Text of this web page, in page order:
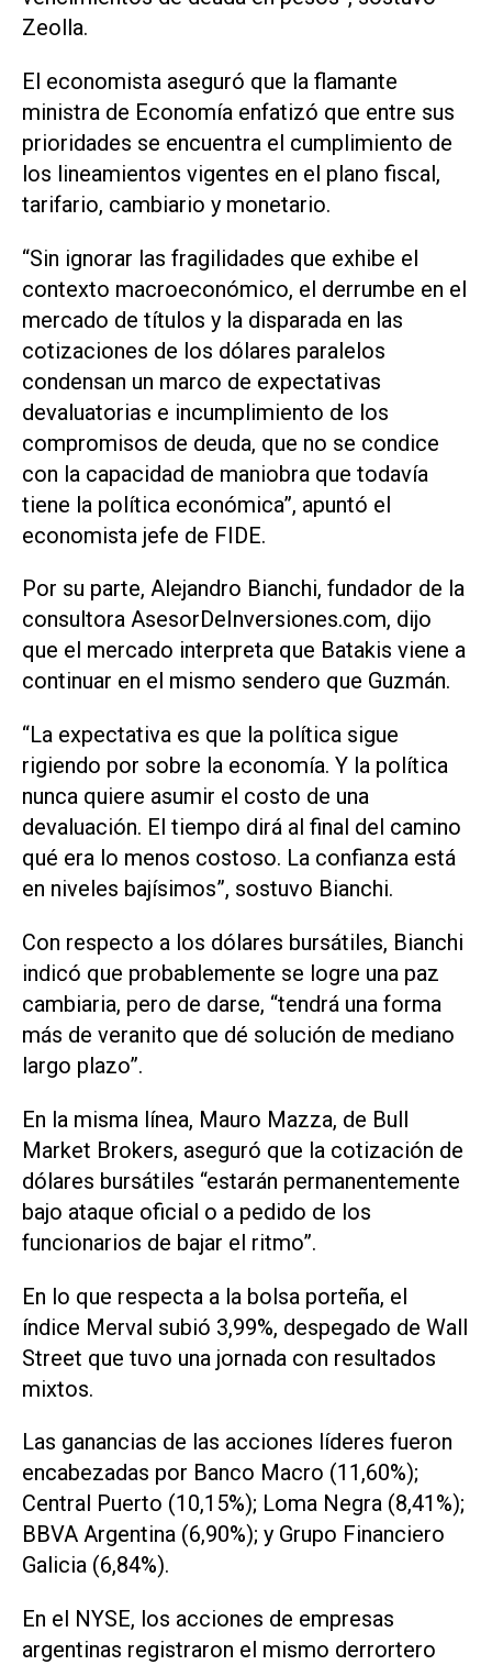
Zeolla.
El economista aseguró que la flamante
ministra de Economía enfatizó que entre sus
prioridades se encuentra el cumplimiento de
los lineamientos vigentes en el plano fiscal,
tarifario, cambiario y monetario.
“Sin ignorar las fragilidades que exhibe el
contexto macroeconómico, el derrumbe en el
mercado de títulos y la disparada en las
cotizaciones de los dólares paralelos
condensan un marco de expectativas
devaluatorias e incumplimiento de los
compromisos de deuda, que no se condice
con la capacidad de maniobra que todavía
tiene la política económica”, apuntó el
economista jefe de FIDE.
Por su parte, Alejandro Bianchi, fundador de la
consultora AsesorDeInversiones.com, dijo
que el mercado interpreta que Batakis viene a
continuar en el mismo sendero que Guzmán.
“La expectativa es que la política sigue
rigiendo por sobre la economía. Y la política
nunca quiere asumir el costo de una
devaluación. El tiempo dirá al final del camino
qué era lo menos costoso. La confianza está
en niveles bajísimos”, sostuvo Bianchi.
Con respecto a los dólares bursátiles, Bianchi
indicó que probablemente se logre una paz
cambiaria, pero de darse, “tendrá una forma
más de veranito que dé solución de mediano
largo plazo”.
En la misma línea, Mauro Mazza, de Bull
Market Brokers, aseguró que la cotización de
dólares bursátiles “estarán permanentemente
bajo ataque oficial o a pedido de los
funcionarios de bajar el ritmo”.
En lo que respecta a la bolsa porteña, el
índice Merval subió 3,99%, despegado de Wall
Street que tuvo una jornada con resultados
mixtos.
Las ganancias de las acciones líderes fueron
encabezadas por Banco Macro (11,60%);
Central Puerto (10,15%); Loma Negra (8,41%);
BBVA Argentina (6,90%); y Grupo Financiero
Galicia (6,84%).
En el NYSE, los acciones de empresas
argentinas registraron el mismo derrortero